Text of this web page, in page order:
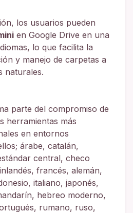
los usuarios pueden
en Google Drive en una
lo que facilita la
y manejo de carpetas a
naturales.
parte del compromiso de
herramientas más
en entornos
árabe, catalán,
central, checo
francés, alemán,
italiano, japonés,
hebreo moderno,
rumano, ruso,